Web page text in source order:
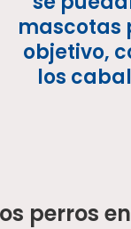
mascotas
objetivo,
los
perros